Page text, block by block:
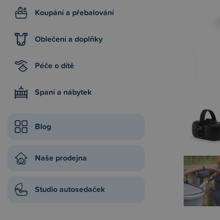
Koupání a přebalování
Oblečení a doplňky
Péče o dítě
Spaní a nábytek
Blog
Naše prodejna
Studio autosedaček